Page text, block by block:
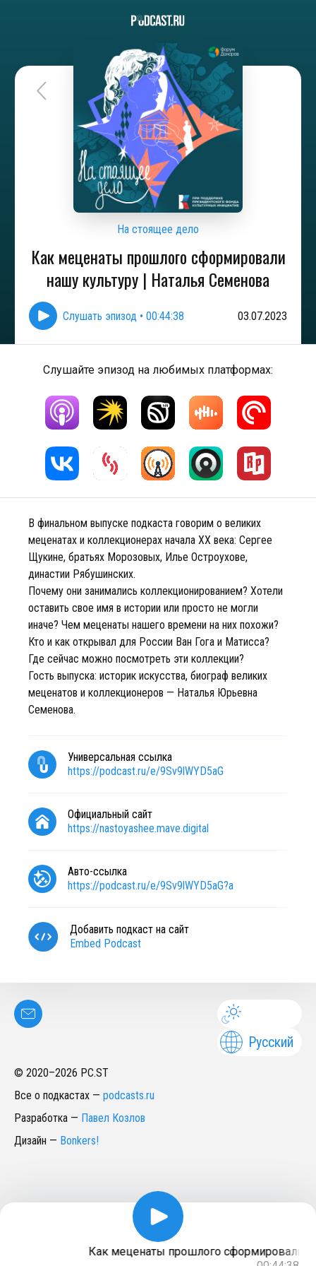
На стоящее дело
Как меценаты прошлого сформировали
нашу культуру | Наталья Семенова
Слушать эпизод • 00:44:38 03.07.2023
Слушайте эпизод на любимых платформах:
В финальном выпуске подкаста говорим о великих
меценатах и коллекционерах начала ХХ века: Сергее
Щукине, братьях Морозовых, Илье Остроухове,
династии Рябушинских.
Почему они занимались коллекционированием? Хотели
оставить свое имя в истории или просто не могли
иначе? Чем меценаты нашего времени на них похожи?
Кто и как открывал для России Ван Гога и Матисса?
Где сейчас можно посмотреть эти коллекции?
Гость выпуска: историк искусства, биограф великих
меценатов и коллекционеров — Наталья Юрьевна
Семенова.
Универсальная ссылка
https://podcast.ru/e/9Sv9lWYD5aG
Официальный сайт
https://nastoyashee.mave.digital
Авто-ссылка
https://podcast.ru/e/9Sv9lWYD5aG?a
Добавить подкаст на сайт
Embed Podcast
Русский
© 2020–2026 PC.ST
Все о подкастах — podcasts.ru
Разработка — Павел Козлов
Дизайн — Bonkers!
Как меценаты прошлого сформировали